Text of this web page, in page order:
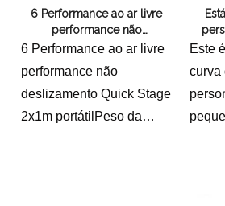
6 Performance ao ar livre
performance não
deslizamento Quick Stage
6 Performance ao ar livre
performance não
deslizamento Quick Stage
2x1m portátilPeso da
Este
curva